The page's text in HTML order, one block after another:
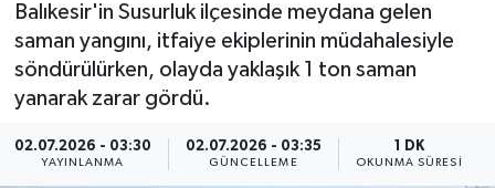
Balıkesir'in Susurluk ilçesinde meydana gelen
saman yangını, itfaiye ekiplerinin müdahalesiyle
söndürülürken, olayda yaklaşık 1 ton saman
yanarak zarar gördü.
02.07.2026 - 03:30
YAYINLANMA
02.07.2026 - 03:35
GÜNCELLEME
1 DK
OKUNMA SÜRESI
Advertising news
Canlı Maç
ÇEVRE
Haber Arşivi